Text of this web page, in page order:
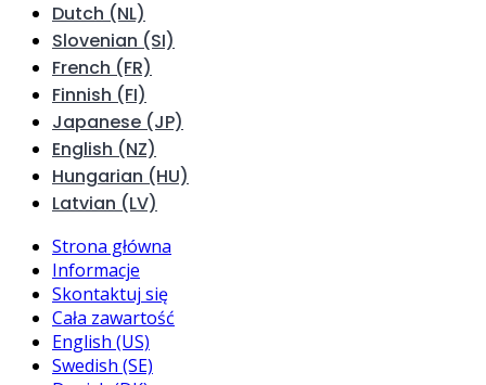
Dutch (NL)
Slovenian (SI)
French (FR)
Finnish (FI)
Japanese (JP)
English (NZ)
Hungarian (HU)
Latvian (LV)
Strona główna
Informacje
Skontaktuj się
Cała zawartość
English (US)
Swedish (SE)